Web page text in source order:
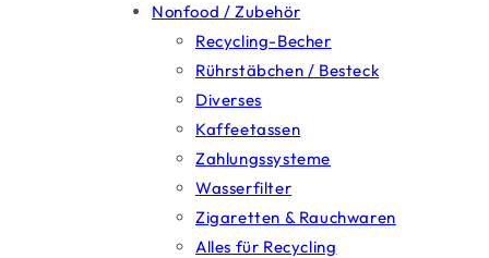
Nonfood / Zubehör
Recycling-Becher
Rührstäbchen / Besteck
Diverses
Kaffeetassen
Zahlungssysteme
Wasserfilter
Zigaretten & Rauchwaren
Alles für Recycling